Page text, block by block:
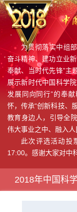
为贯彻落实中组
奋斗精神、建功立业
奉献、当时代先锋”主
展示新时代中国科学
发展同向同行”的奉
怀，传承“创新科技、
教育身边人，引导全
伟大事业之中、融入人
此次评选活动投
17:00。感谢大家对中
2018年中国科